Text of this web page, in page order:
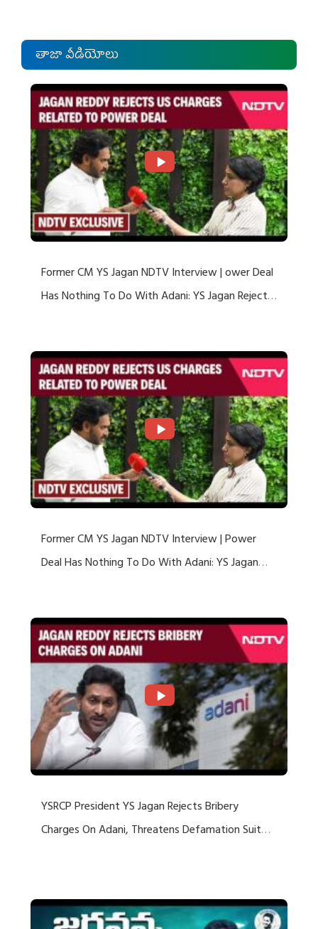
తాజా వీడియోలు
Former CM YS Jagan NDTV Interview | ower Deal
Has Nothing To Do With Adani: YS Jagan Rejects
Former CM YS Jagan NDTV Interview | Power
Deal Has Nothing To Do With Adani: YS Jagan
YSRCP President YS Jagan Rejects Bribery
Charges On Adani, Threatens Defamation Suit